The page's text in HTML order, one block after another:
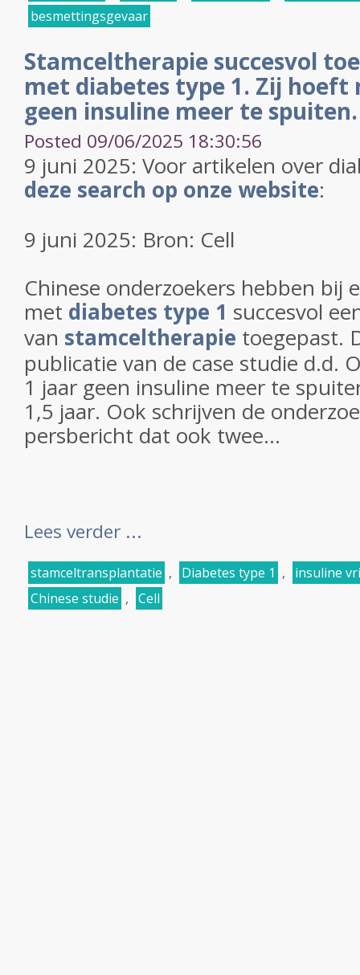
besmettingsgevaar
Stamceltherapie succesvol
met diabetes type 1. Zij hoeft
geen insuline meer te spuiten.
Posted 09/06/2025 18:30:56
9 juni 2025: Voor artikelen over
deze search op onze website:
9 juni 2025: Bron: Cell
Chinese onderzoekers hebben bij
met diabetes type 1 succesvol
van stamceltherapie toegepast.
publicatie van de case studie d.d.
1 jaar geen insuline meer te
1,5 jaar. Ook schrijven de
persbericht dat ook twee...
Lees verder ...
stamceltransplantatie , Diabetes type 1 ,
insuline
Chinese studie , Cell